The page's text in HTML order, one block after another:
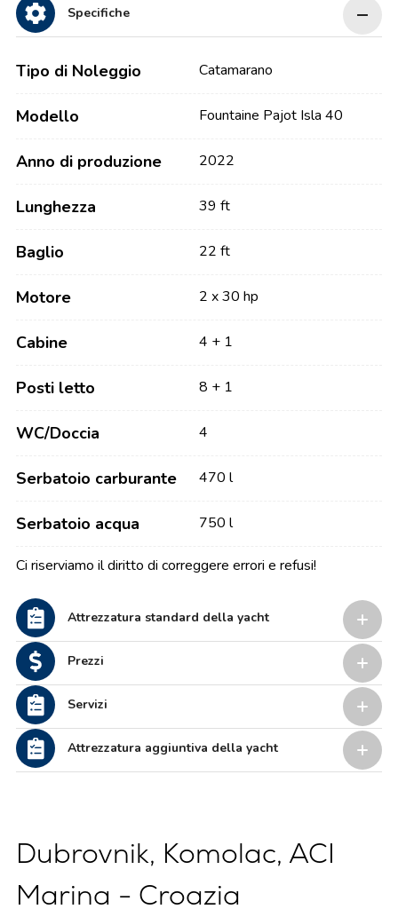
Specifiche
Tipo di Noleggio Catamarano
Modello Fountaine Pajot Isla 40
Anno di produzione 2022
Lunghezza 39 ft
Baglio 22 ft
Motore 2 x 30 hp
Cabine 4 + 1
Posti letto 8 + 1
WC/Doccia 4
Serbatoio carburante 470 l
Serbatoio acqua 750 l
Ci riserviamo il diritto di correggere errori e refusi!
Attrezzatura standard della yacht
Prezzi
Servizi
Attrezzatura aggiuntiva della yacht
Dubrovnik, Komolac, ACI
Marina - Croazia